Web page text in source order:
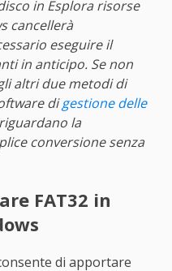
in Esplora risorse
cancellerà
eseguire il
in anticipo. Se non
altri due metodi di
digestione delle
la
conversione senza
FAT32 in
di apportare